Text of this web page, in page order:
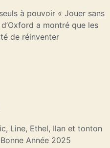
à pouvoir « Jouer sans
a montré que les
de réinventer
Line, Ethel, Ilan et tonton
Année 2025